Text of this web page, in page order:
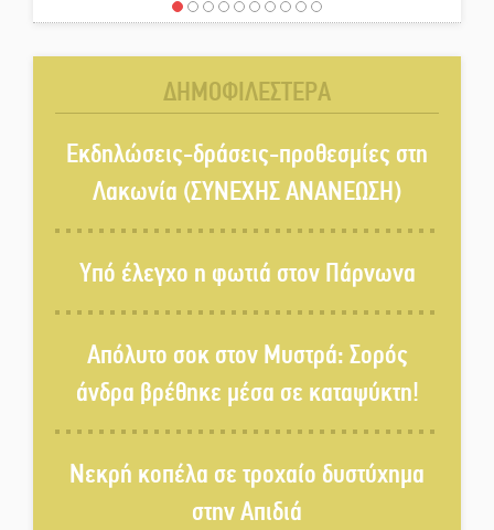
«Για ψυχολογικούς λόγους»
Ένα νέο μουσικό φεστιβάλ
γεννιέται στις όχθες του ποταμού
στο Καστόρειο
Τα ζάρια παίρνουν «φωτιά» στην
Άρνα: Στήνεται το 3ο Τουρνουά
Τάβλι
Αυθεντικό γλέντι με «Γιορτή
Βραστού» στη Σοχά
Το τελεφερίκ της Μονεμβασιάς
στο τραπέζι του δημόσιου
ΔΗΜΟΦΙΛΕΣΤΕΡΑ
Εκδηλώσεις-δράσεις-προθεσμίες στη
Λακωνία (ΣΥΝΕΧΗΣ ΑΝΑΝΕΩΣΗ)
Υπό έλεγχο η φωτιά στον Πάρνωνα
Απόλυτο σοκ στον Μυστρά: Σορός
άνδρα βρέθηκε μέσα σε καταψύκτη!
Νεκρή κοπέλα σε τροχαίο δυστύχημα
στην Απιδιά